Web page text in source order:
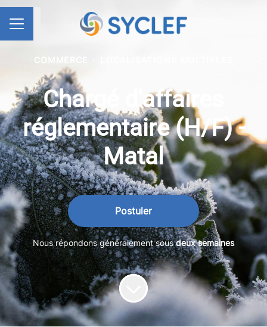
MENU CARRIÈRE
Partager la page
COMMERCE
Chargé d'affaires
réglementaire (H/F) -
Matal
Postuler
Nous répondons généralement sousdeux semaines